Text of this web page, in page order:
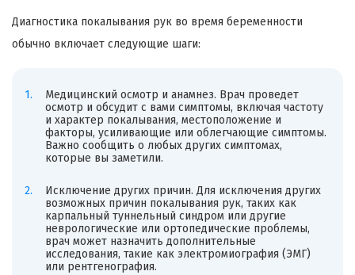
Диагностика покалывания рук во время беременности
обычно включает следующие шаги:
Медицинский осмотр и анамнез. Врач проведет
осмотр и обсудит с вами симптомы, включая частоту
и характер покалывания, местоположение и
факторы, усиливающие или облегчающие симптомы.
Важно сообщить о любых других симптомах,
которые вы заметили.
Исключение других причин. Для исключения других
возможных причин покалывания рук, таких как
карпальный туннельный синдром или другие
неврологические или ортопедические проблемы,
врач может назначить дополнительные
исследования, такие как электромиография (ЭМГ)
или рентгенография.